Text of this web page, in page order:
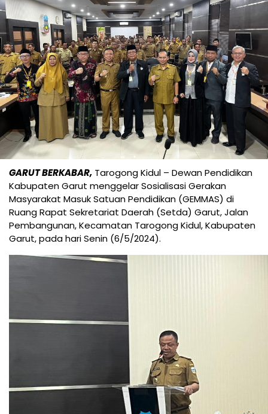
GARUT BERKABAR, Tarogong Kidul – Dewan Pendidikan
Kabupaten Garut menggelar Sosialisasi Gerakan
Masyarakat Masuk Satuan Pendidikan (GEMMAS) di
Ruang Rapat Sekretariat Daerah (Setda) Garut, Jalan
Pembangunan, Kecamatan Tarogong Kidul, Kabupaten
Garut, pada hari Senin (6/5/2024).